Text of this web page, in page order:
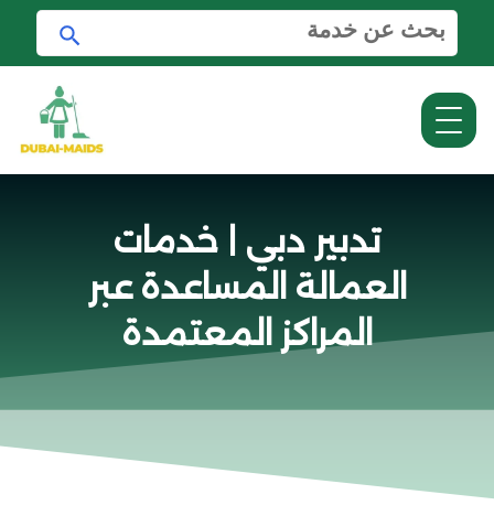
ل
ب
ح
ث
ع
ب
ح
ث
تدبير دبي | خدمات
العمالة المساعدة عبر
المراكز المعتمدة